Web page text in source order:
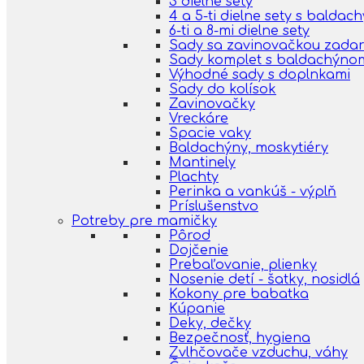
4 a 5-ti dielne sety s
6-ti a 8-mi dielne sety
Sady sa zavinovačkou
Sady komplet s
Výhodné sady s doplnkami
Sady do kolísok
Zavinovačky
Vreckáre
Spacie vaky
Baldachýny, moskytiéry
Mantinely
Plachty
Perinka a vankúš - výplň
Príslušenstvo
Potreby pre mamičky
Pôrod
Dojčenie
Prebaľovanie, plienky
Nosenie detí - šatky, nosidlá
Kokony pre babatka
Kúpanie
Deky, dečky
Bezpečnosť, hygiena
Zvlhčovače vzduchu, váhy